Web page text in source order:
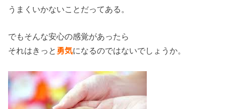
うまくいかないことだってある。
でもそんな安心の感覚があったら
それはきっと 勇気になるのではないでしょうか。